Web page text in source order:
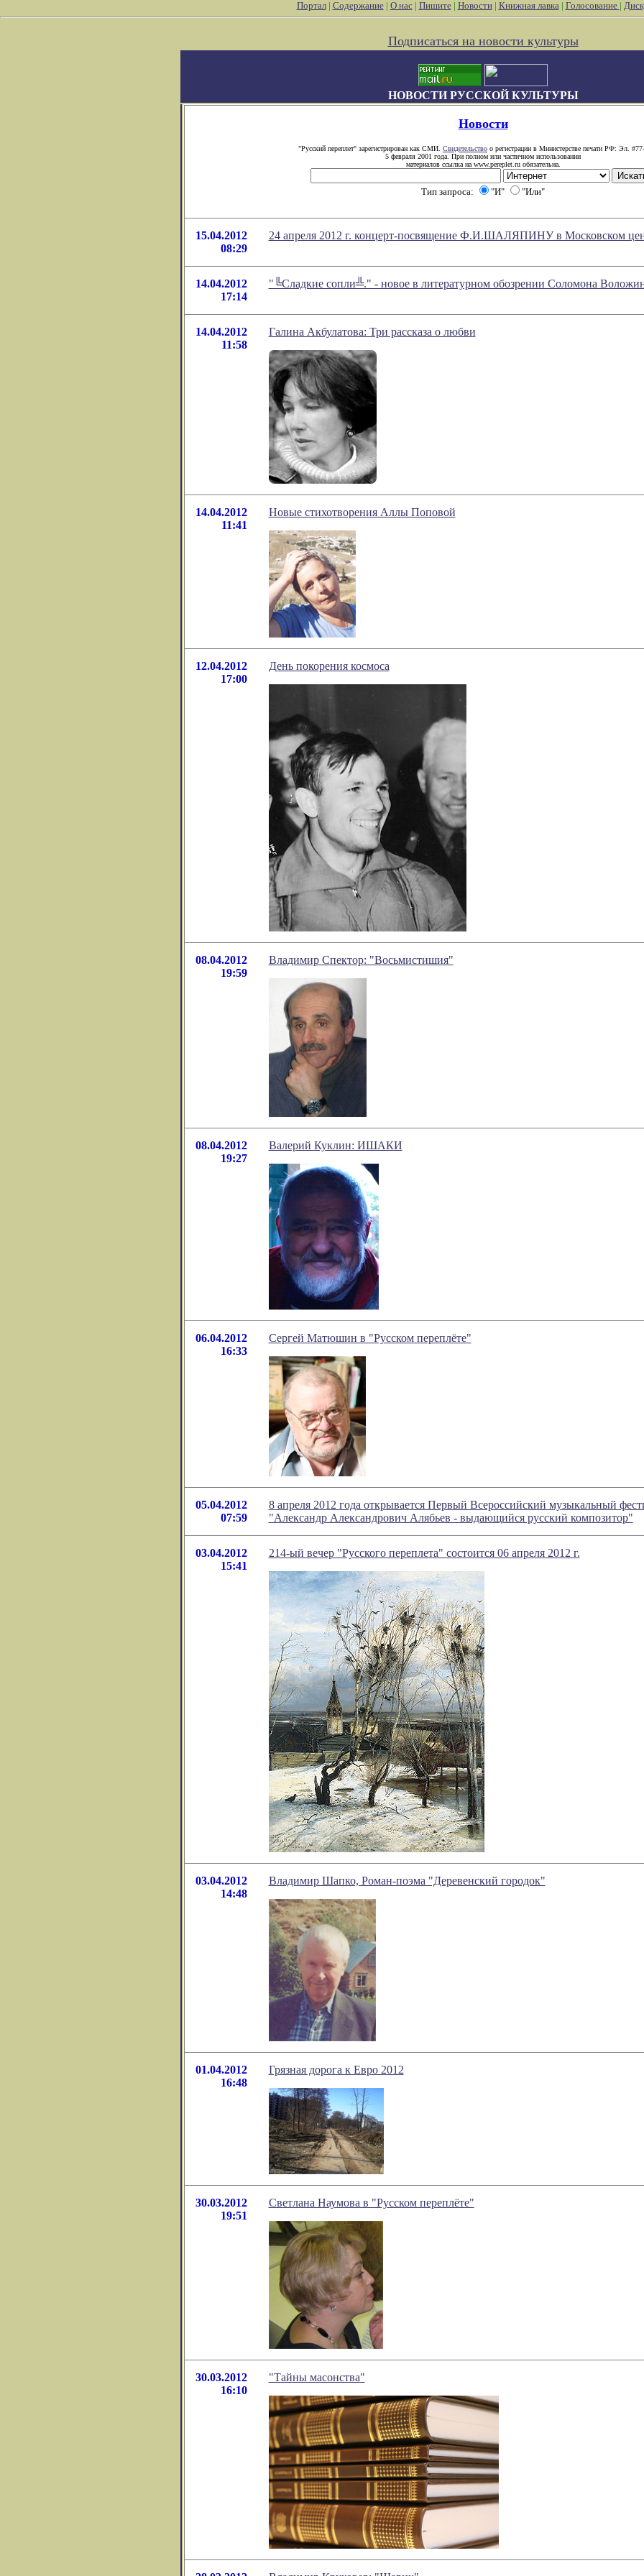
Портал| Содержание| О нас| Пишите| Новости| Книжная лавка| Голосование |
Подписаться на новости культуры
НОВОСТИ РУССКОЙ КУЛЬТУРЫ
Новости
"Русский переплет" зарегистрирован как СМИ. Свидетельство о регистрации в Министерстве печати РФ: Эл.
5 февраля 2001 года. При полном или частичном использовании
материалов ссылка на www.pereplet.ru обязательна.
Тип запроса: "И" "Или"
15.04.2012
08:29
24 апреля 2012 г. концерт-посвящение Ф.И.ШАЛЯПИНУ в Московском
14.04.2012
17:14
"╚Сладкие сопли╩." - новое в литературном обозрении Соломона
14.04.2012
11:58
Галина Акбулатова: Три рассказа о любви
14.04.2012
11:41
Новые стихотворения Аллы Поповой
12.04.2012
17:00
День покорения коcмоса
08.04.2012
19:59
Владимир Спектор: "Восьмистишия"
08.04.2012
19:27
Валерий Куклин: ИШАКИ
06.04.2012
16:33
Сергей Матюшин в "Русском переплёте"
05.04.2012
07:59
8 апреля 2012 года открывается Первый Всероссийский музыкальный
"Александр Александрович Алябьев - выдающийся русский композитор"
03.04.2012
15:41
214-ый вечер "Русского переплета" состоится 06 апреля 2012 г.
03.04.2012
14:48
Владимир Шапко, Роман-поэма "Деревенский городок"
01.04.2012
16:48
Грязная дорога к Евро 2012
30.03.2012
19:51
Светлана Наумова в "Русском переплёте"
30.03.2012
16:10
"Тайны масонства"